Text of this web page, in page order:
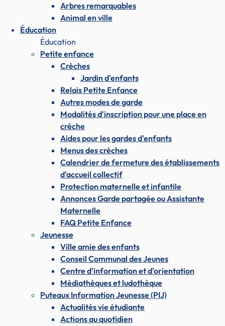
Arbres remarquables
Animal en ville
Éducation
Éducation
Petite enfance
Crèches
Jardin d'enfants
Relais Petite Enfance
Autres modes de garde
Modalités d'inscription pour une place en
crèche
Aides pour les gardes d'enfants
Menus des crèches
Calendrier de fermeture des établissements
d'accueil collectif
Protection maternelle et infantile
Annonces Garde partagée ou Assistante
Maternelle
FAQ Petite Enfance
Jeunesse
Ville amie des enfants
Conseil Communal des Jeunes
Centre d'information et d'orientation
Médiathèques et ludothèque
Puteaux Information Jeunesse (PIJ)
Actualités vie étudiante
Actions au quotidien